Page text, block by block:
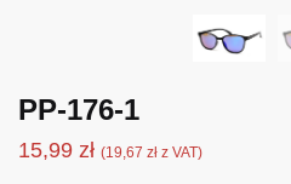
PP-176-1
15,99 zł (19,67 zł z VAT)